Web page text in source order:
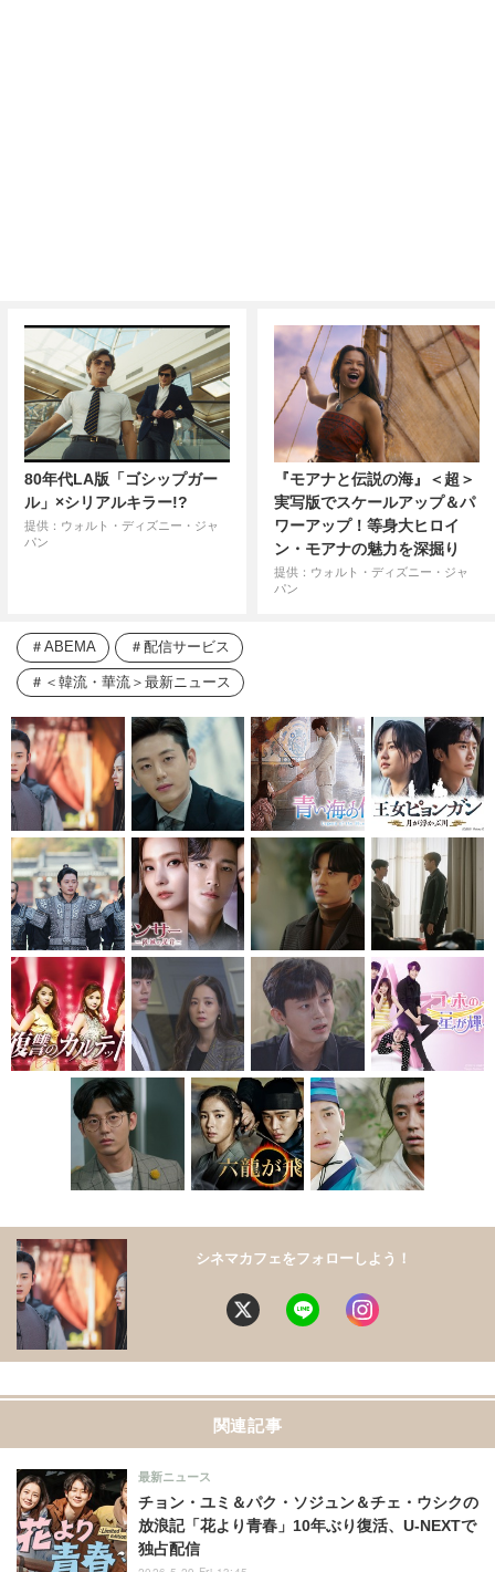
80年代LA版「ゴシップガー
ル」×シリアルキラー!?
提供：ウォルト・ディズニー・ジャ
パン
『モアナと伝説の海』＜超＞
実写版でスケールアップ＆パ
ワーアップ！等身大ヒロイ
ン・モアナの魅力を深掘り
提供：ウォルト・ディズニー・ジャ
パン
ABEMA 配信サービス
＜韓流・華流＞最新ニュース
シネマカフェをフォローしよう！
関連記事
チョン・ユミ＆パク・ソジュン＆チェ・ウシクの
放浪記「花より青春」10年ぶり復活、U-NEXTで
独占配信
最新ニュース